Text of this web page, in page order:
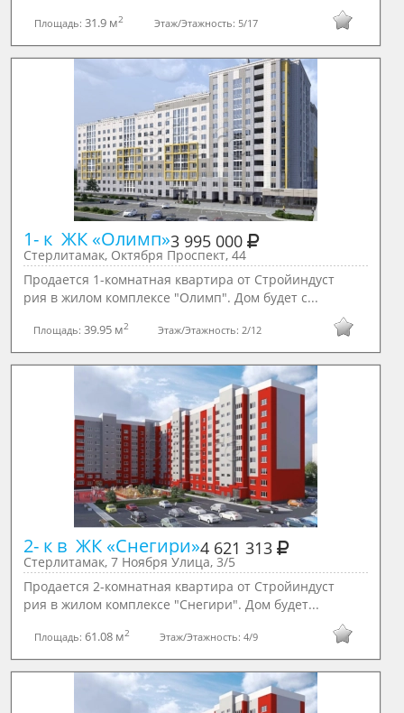
Площадь: 31.9 м2 Этаж/Этажность: 5/17
1- к  ЖК «Олимп»3 995 000
Стерлитамак, Октября Проспект, 44
Продается 1-комнатная квартира от Стройиндуст
рия в жилом комплексе "Олимп". Дом будет с...
Площадь: 39.95 м2 Этаж/Этажность: 2/12
2- к в  ЖК «Снегири»4 621 313
Стерлитамак, 7 Ноября Улица, 3/5
Продается 2-комнатная квартира от Стройиндуст
рия в жилом комплексе "Снегири". Дом будет...
Площадь: 61.08 м2 Этаж/Этажность:4/9